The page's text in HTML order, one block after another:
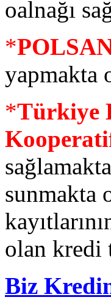
oalnağı
*
yapmakta
*Türkiye
sunmakta
olan kredi
Biz